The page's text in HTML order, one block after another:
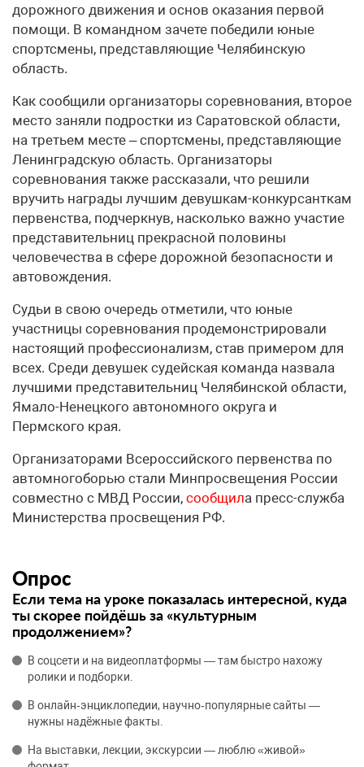
дорожного движения и основ оказания первой
помощи. В командном зачете победили юные
спортсмены, представляющие Челябинскую
область.
Как сообщили организаторы соревнования, второе
место заняли подростки из Саратовской области,
на третьем месте – спортсмены, представляющие
Ленинградскую область. Организаторы
соревнования также рассказали, что решили
вручить награды лучшим девушкам-конкурсанткам
первенства, подчеркнув, насколько важно участие
представительниц прекрасной половины
человечества в сфере дорожной безопасности и
автовождения.
Судьи в свою очередь отметили, что юные
участницы соревнования продемонстрировали
настоящий профессионализм, став примером для
всех. Среди девушек судейская команда назвала
лучшими представительниц Челябинской области,
Ямало-Ненецкого автономного округа и
Пермского края.
Организаторами Всероссийского первенства по
автомногоборью стали Минпросвещения России
совместно с МВД России, сообщила пресс-служба
Министерства просвещения РФ.
Опрос
Если тема на уроке показалась интересной, куда
ты скорее пойдёшь за «культурным
продолжением»?
В соцсети и на видеоплатформы — там быстро нахожу
ролики и подборки.
В онлайн‑энциклопедии, научно‑популярные сайты —
нужны надёжные факты.
На выставки, лекции, экскурсии — люблю «живой»